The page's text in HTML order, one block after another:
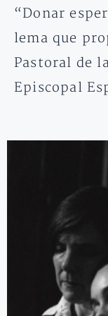
“Donar
lema que
Pastoral de
Episcopal